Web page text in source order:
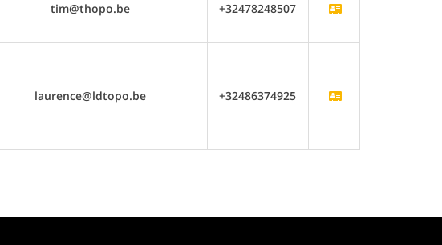
tim@thopo.be +32478248507
laurence@ldtopo.be +32486374925